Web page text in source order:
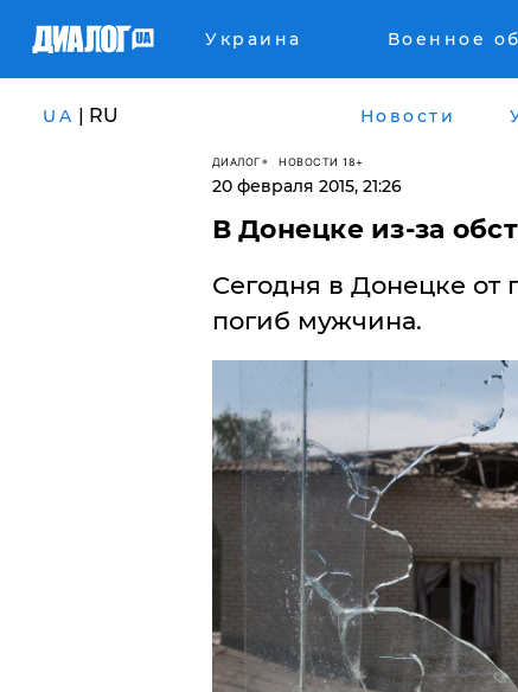
Украина Военное
UA | RU Новости
ДИАЛОГ НОВОСТИ 18+
20 февраля 2015, 21:26
В Донецке из-за
Сегодня в Донецке от
погиб мужчина.